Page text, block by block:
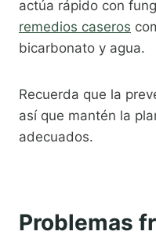
actúa rápido con
remedios caseros
bicarbonato y agua.
Recuerda que la
así que mantén la
adecuados.
Problemas